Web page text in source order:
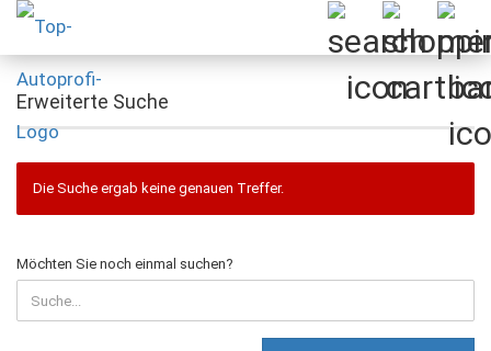
Erweiterte Suche
Die Suche ergab keine genauen Treffer.
MÖCHTEN
SIE
NOCH
EINMAL
Möchten Sie noch einmal suchen?